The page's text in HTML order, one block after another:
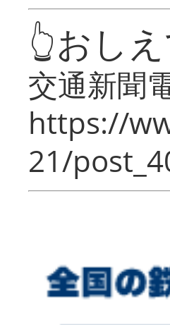
👆おし
交通新聞
https://
21/